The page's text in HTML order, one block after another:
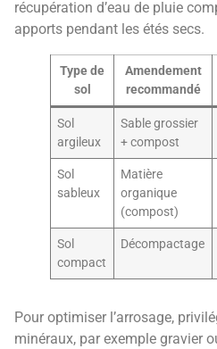
récupération d’eau de pluie
apports pendant les étés secs.
Type de
sol
Amendement
recommandé
Sol
argileux
Sable grossier
+ compost
Sol
sableux
Matière
organique
(compost)
Sol
compact
Décompactage
Pour optimiser l’arrosage,
minéraux, par exemple gravier